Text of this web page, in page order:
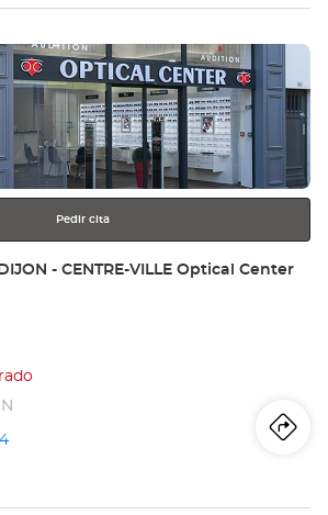
-
Pedir cita
- CENTRE-VILLE Optical Center
a